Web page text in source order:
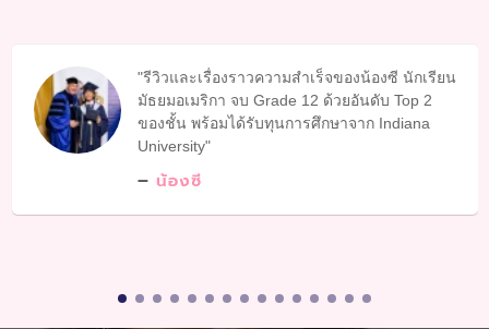
รีวิวและเรื่องราวความสำเร็จของน้องซี นักเรียน
มัธยมอเมริกา จบ Grade 12 ด้วยอันดับ Top 2
ของชั้น พร้อมได้รับทุนการศึกษาจาก Indiana
University
น้องซี